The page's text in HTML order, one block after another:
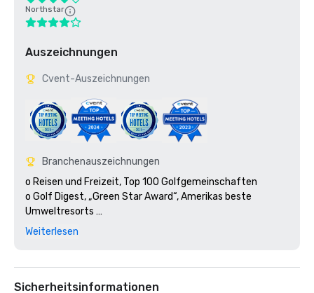
Northstar
Auszeichnungen
Cvent-Auszeichnungen
Branchenauszeichnungen
o Reisen und Freizeit, Top 100 Golfgemeinschaften
o Golf Digest, „Green Star Award“, Amerikas beste
Umweltresorts
o Golf Digest, #1 Golf Resort in Texas; #49 in den USA
o 19 Jahre in Folge, Tagungen und Kongresse, Gold Tree
Award
Weiterlesen
Sicherheitsinformationen